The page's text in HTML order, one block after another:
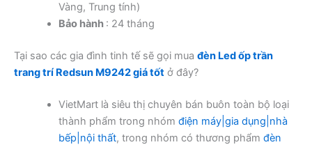
Vàng, Trung tính)
Bảo hành : 24 tháng
Tại sao các gia đình tinh tế sẽ gọi mua đèn Led ốp trần
trang trí Redsun M9242 giá tốt ở đây?
VietMart là siêu thị chuyên bán buôn toàn bộ loại
thành phẩm trong nhóm điện máy|gia dụng|nhà
bếp|nội thất, trong nhóm có thương phẩm đèn